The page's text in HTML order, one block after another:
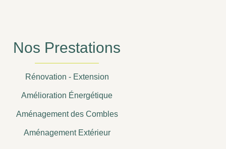
Nos Prestations
Rénovation - Extension
Amélioration Énergétique
Aménagement des Combles
Aménagement Extérieur